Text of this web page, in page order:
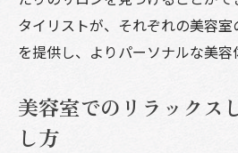
タイリストが、それぞれの美容
を提供し、よりパーソナルな美容
美容室でのリラックス
し方